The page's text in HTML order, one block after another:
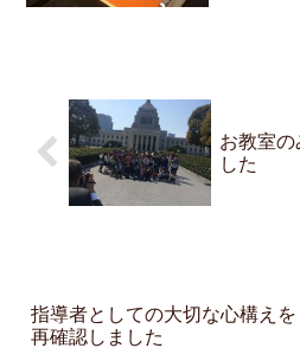
お教室の
した
指導者としての大切な心構えを
再確認しました